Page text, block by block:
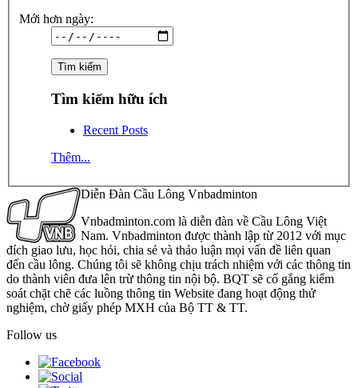
Mới hơn ngày:
Tìm kiếm hữu ích
Recent Posts
Thêm...
Diễn Đàn Cầu Lông Vnbadminton
Vnbadminton.com là diễn đàn về Cầu Lông Việt
Nam. Vnbadminton được thành lập từ 2012 với mục
đích giao lưu, học hỏi, chia sẻ và thảo luận mọi vấn đề liên quan
đến cầu lông. Chúng tôi sẽ không chịu trách nhiệm với các thông tin
do thành viên đưa lên trừ thông tin nội bộ. BQT sẽ cố gắng kiểm
soát chặt chẽ các luồng thông tin Website đang hoạt động thử
nghiệm, chờ giấy phép MXH của Bộ TT & TT.
Follow us